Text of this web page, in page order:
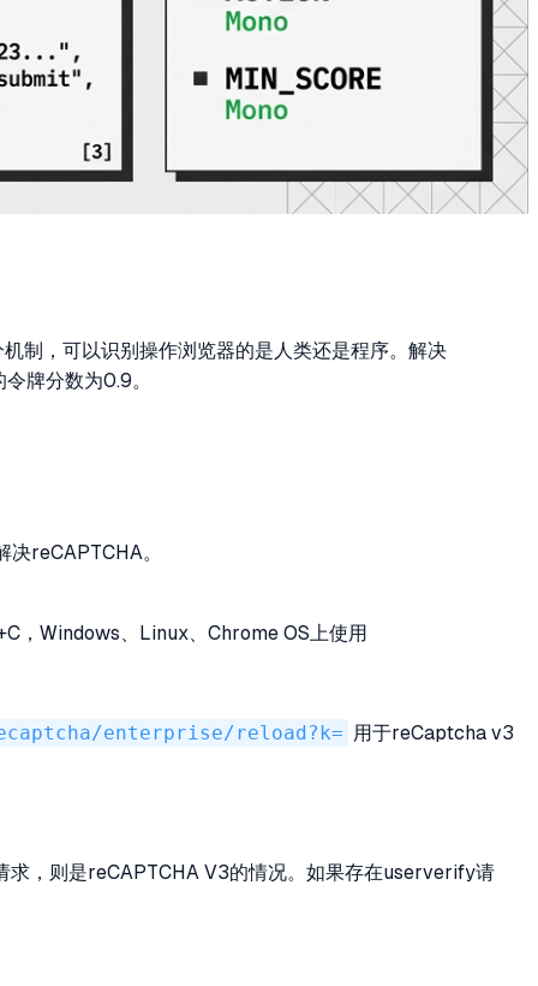
制，可以识别操作浏览器的是人类还是程序。解决
牌分数为0.9。
reCAPTCHA。
，Windows、Linux、Chrome OS上使用
enterprise/reload?k= 用于reCaptcha v3
，则是reCAPTCHA V3的情况。如果存在userverify请